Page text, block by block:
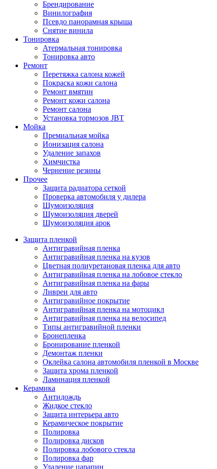
Брендирование
Винилография
Псевдо панорамная крыша
Снятие винила
Тонировка
Атермальная тонировка
Тонировка авто
Ремонт
Перетяжка салона кожей
Покраска кожи салона
Ремонт вмятин
Ремонт кожи салона
Ремонт салона
Установка тормозов JBT
Мойка
Премиальная мойка
Ионизация салона
Удаление запахов
Химчистка
Чернение резины
Прочее
Защита радиатора сеткой
Проверка автомобиля у дилера
Шумоизоляция
Шумоизоляция дверей
Шумоизоляция арок
Защита пленкой
Антигравийная пленка
Антигравийная пленка на кузов
Цветная полиуретановая пленка для авто
Антигравийная пленка на лобовое стекло
Антигравийная пленка на фары
Ливреи для авто
Антигравийное покрытие
Антигравийная пленка на мотоцикл
Антигравийная пленка на велосипед
Типы антигравийной пленки
Бронепленка
Бронирование пленкой
Демонтаж пленки
Оклейка салона автомобиля пленкой в Москве
Защита хрома пленкой
Ламинация пленкой
Керамика
Антидождь
Жидкое стекло
Защита интерьера авто
Керамическое покрытие
Полировка
Полировка дисков
Полировка лобового стекла
Полировка фар
Удаление царапин